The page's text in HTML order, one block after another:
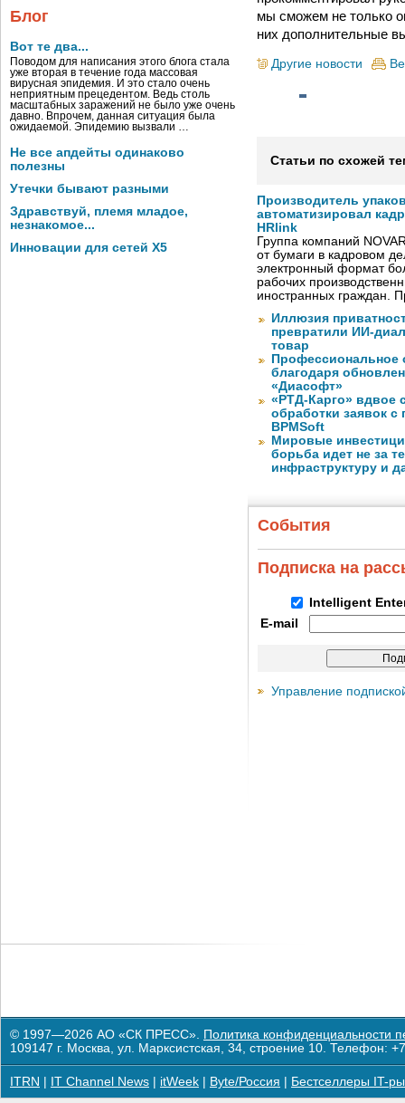
Блог
Вот те два...
Поводом для написания этого блога стала
уже вторая в течение года массовая
вирусная эпидемия. И это стало очень
неприятным прецедентом. Ведь столь
масштабных заражений не было уже очень
давно. Впрочем, данная ситуация была
ожидаемой. Эпидемию вызвали …
Не все апдейты одинаково
полезны
Утечки бывают разными
Здравствуй, племя младое,
незнакомое...
Инновации для сетей X5
мы сможем не только
них дополнительные
Другие новости
Статьи по схожей
Производитель
автоматизировал
HRlink
Группа компаний
от бумаги в кадровом
электронный формат
рабочих
иностранных граждан.
Иллюзия
превратили ИИ-
товар
Профессиональное
благодаря
«Диасофт»
«РТД-Карго» вдвое
обработки заявок
BPMSoft
Мировые
борьба идет не за
инфраструктуру и
События
Подписка на
Intelligent
E-mail
Управление
© 1997—2026 АО «СК ПРЕСС». Политика конфиденциальности
109147 г. Москва, ул. Марксистская, 34, строение 10. Телефон:
ITRN IT Channel News itWeek Byte/Россия Бестселлеры IT-